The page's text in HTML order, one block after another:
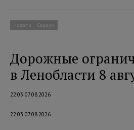
Новости Социум
Дорожные
в Ленобласти 8
22:03 07.08.2026
22:03 07.08.2026